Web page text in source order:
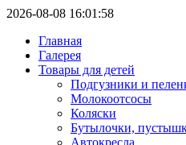
2026-08-08 16:01:58
Главная
Галерея
Товары для детей
Подгузники и
Молокоотсосы
Коляски
Бутылочки,
Автокресла